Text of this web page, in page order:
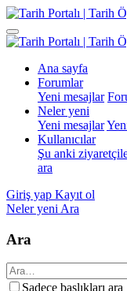
Ana sayfa
Forumlar
Yeni mesajlar
Neler yeni
Yeni mesajlar
Kullanıcılar
Şu anki
ara
Giriş yap Kayıt ol
Neler yeni Ara
Ara
Sadece başlıkları ara